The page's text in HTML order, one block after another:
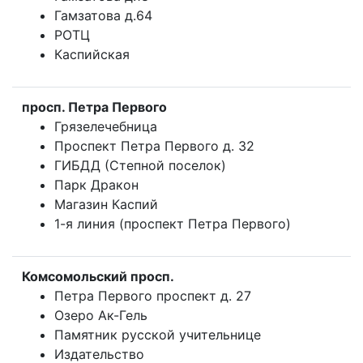
Гамзатова д.64
РОТЦ
Каспийская
просп. Петра Первого
Грязелечебница
Проспект Петра Первого д. 32
ГИБДД (Степной поселок)
Парк Дракон
Магазин Каспий
1-я линия (проспект Петра Первого)
Комсомольский просп.
Петра Первого проспект д. 27
Озеро Ак-Гель
Памятник русской учительнице
Издательство